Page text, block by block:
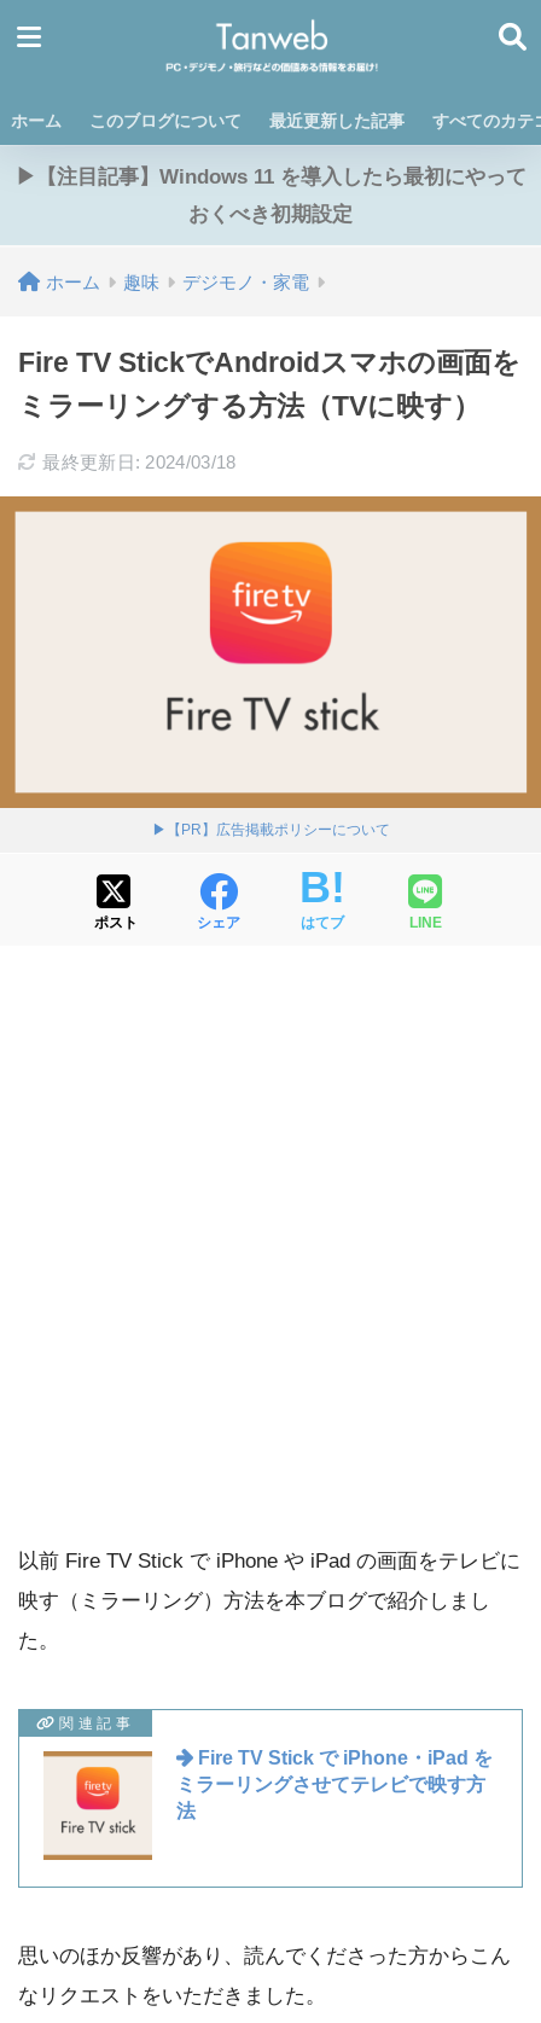
ホーム このブログについて 最近更新した記事 すべてのカテ
▶【注目記事】Windows 11 を導入したら最初にやって
おくべき初期設定
ホーム 趣味 デジモノ・家電
Fire TV StickでAndroidスマホの画面を
ミラーリングする方法（TVに映す）
最終更新日: 2024/03/18
▶【PR】広告掲載ポリシーについて
ポスト シェア はてブ LINE
以前 Fire TV Stick で iPhone や iPad の画面をテレビに
映す（ミラーリング）方法を本ブログで紹介しまし
た。
関連記事
Fire TV Stick で iPhone・iPad を
ミラーリングさせてテレビで映す方
法
思いのほか反響があり、読んでくださった方からこん
なリクエストをいただきました。